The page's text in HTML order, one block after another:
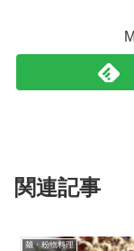
関連記事
麺・粉物料理